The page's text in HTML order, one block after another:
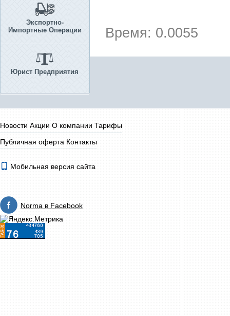
Экспортно-
Импортные Операции
Юрист Предприятия
Время: 0.0055
Новости Акции О компании Тарифы
Публичная оферта Контакты
Мобильная версия сайта
Norma в Facebook